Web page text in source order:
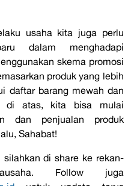
usaha kita juga perlu
dalam menghadapi
skema promosi
produk yang lebih
daftar barang mewah dan
di atas, kita bisa mulai
dan penjualan produk
Sahabat!
di share ke rekan-
Follow juga